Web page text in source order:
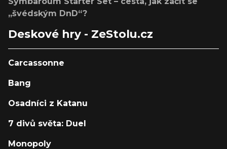
„švédským DnD“?
Deskové hry - ZeStolu.cz
Carcassonne
Bang
Osadníci z Katanu
7 divů světa: Duel
Monopoly